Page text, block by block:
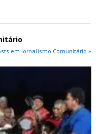
em Jornalismo Comunitário »